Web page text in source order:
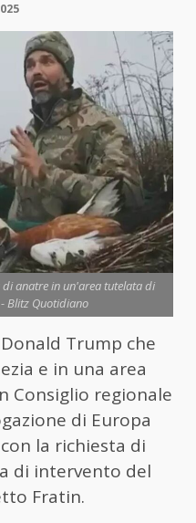
anatre in un'area tutelata di
Blitz Quotidiano
Trump che
e in una area
Consiglio regionale
di Europa
la richiesta di
di intervento del
Fratin.